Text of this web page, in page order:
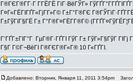
Г®ГЄГ®Г­Г·Г Г­ГЁГЁ ГіГ·ВёГЎГ»
Г¤Г«ГЁГІГҐГ«ГјГ­Г»Г© Г±Г°Г®ГЄ
Г±ГўГїГ§ГЁ Г± Г°Г®Г¤ГЁГ­Г®Г©
Г‘ГҐГ±ГІГ°Г ГµГ®Г·ГҐГІ ГўГ Г± ГўГ»Г§ГўГ
Г§Г Г©Г¬ВёГІ Г®ГЄГ®Г«Г® 10 Г«ГҐГІ.
Добавлено: Вторник, Января 11, 2011 3:54pm